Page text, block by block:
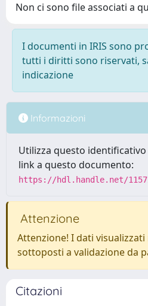
Non ci sono file associati a
I documenti in IRIS sono
tutti i diritti sono riservati,
indicazione
Informazioni
Utilizza questo
link a questo documento:
https://hdl.handle.net/
Attenzione
Attenzione! I dati
sottoposti a validazione da
Citazioni